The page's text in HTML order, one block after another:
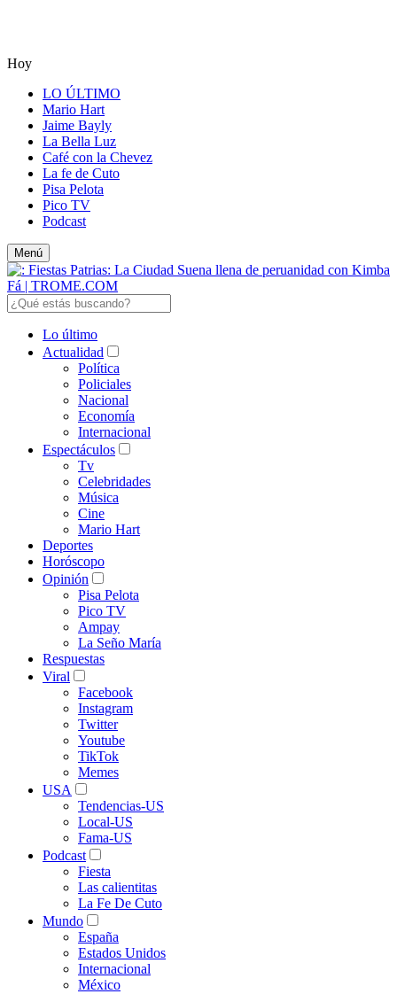
Hoy
LO ÚLTIMO
Mario Hart
Jaime Bayly
La Bella Luz
Café con la Chevez
La fe de Cuto
Pisa Pelota
Pico TV
Podcast
Menú
Lo último
Actualidad
Política
Policiales
Nacional
Economía
Internacional
Espectáculos
Tv
Celebridades
Música
Cine
Mario Hart
Deportes
Horóscopo
Opinión
Pisa Pelota
Pico TV
Ampay
La Seño María
Respuestas
Viral
Facebook
Instagram
Twitter
Youtube
TikTok
Memes
USA
Tendencias-US
Local-US
Fama-US
Podcast
Fiesta
Las calientitas
La Fe De Cuto
Mundo
España
Estados Unidos
Internacional
México